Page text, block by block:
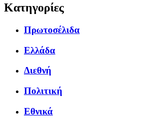
Κατηγορίες
Πρωτοσέλιδα
Ελλάδα
Διεθνή
Πολιτική
Εθνικά